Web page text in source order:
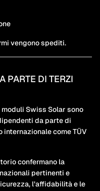
vengono spediti.
PARTE DI TERZI
Swiss Solar sono
da parte di
come TÜV
confermano la
pertinenti e
l’affidabilità e le